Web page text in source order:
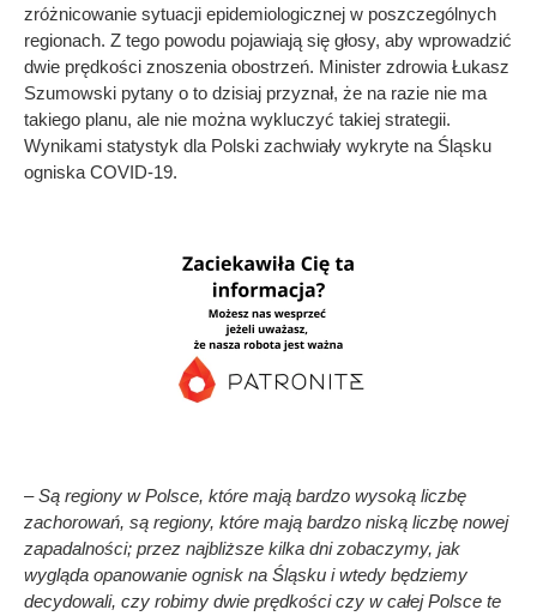
zróżnicowanie sytuacji epidemiologicznej w poszczególnych
regionach. Z tego powodu pojawiają się głosy, aby wprowadzić
dwie prędkości znoszenia obostrzeń. Minister zdrowia Łukasz
Szumowski pytany o to dzisiaj przyznał, że na razie nie ma
takiego planu, ale nie można wykluczyć takiej strategii.
Wynikami statystyk dla Polski zachwiały wykryte na Śląsku
ogniska COVID-19.
– Są regiony w Polsce, które mają bardzo wysoką liczbę
zachorowań, są regiony, które mają bardzo niską liczbę nowej
zapadalności; przez najbliższe kilka dni zobaczymy, jak
wygląda opanowanie ognisk na Śląsku i wtedy będziemy
decydowali, czy robimy dwie prędkości czy w całej Polsce te